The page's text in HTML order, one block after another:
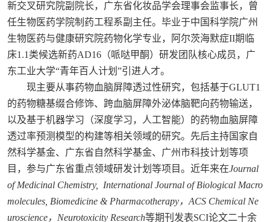
新交叉研究院副院长，广东省化妆品学会理事会监事长，曾
任生物医药学院制药工程系副主任。毕业于中国科学院广州
生物医药与健康研究院药物化学专业，阿尔茨海默症II期临
床1.1类候选新药AD16（哌哒甲酮）研发团队核心成员，广
东工业大学“青年百人计划”引进人才。
现主要从事药物血脑屏障透过性研究，包括基于GLUT1
的药物糖基缀合修饰、跨血脑屏障外泌体脑靶向药物输送，
以及基于机器学习（深度学习，人工智能）的药物血脑屏障
透过率预测模型的构建等相关领域的研究。先后主持国家自
然科学基金、广东省自然科学基金、广州市科技计划等项
目，参与广东省重点领域研发计划等项目。近年来在Journal
of Medicinal Chemistry, International Journal of Biological Macro
molecules, Biomedicine & Pharmacotherapy，ACS Chemical Ne
uroscience，Neurotoxicity Research等期刊发表SCI论文二十余